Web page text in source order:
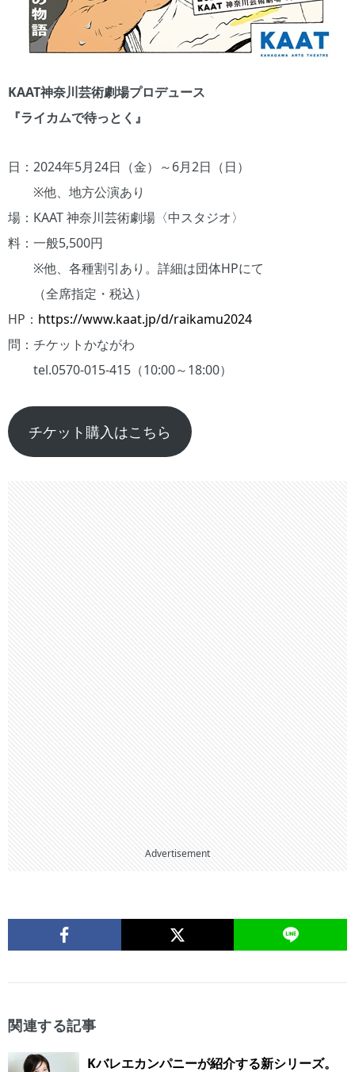
KAAT神奈川芸術劇場プロデュース
『ライカムで待っとく』
日：2024年5月24日（金）～6月2日（日）
※他、地方公演あり
場：KAAT 神奈川芸術劇場〈中スタジオ〉
料：一般5,500円
※他、各種割引あり。詳細は団体HPにて
（全席指定・税込）
HP： https://www.kaat.jp/d/raikamu2024
問：チケットかながわ
tel.0570-015-415（10:00～18:00）
チケット購入はこちら
Advertisement
関連する記事
Kバレエカンパニーが紹介する新シリーズ。